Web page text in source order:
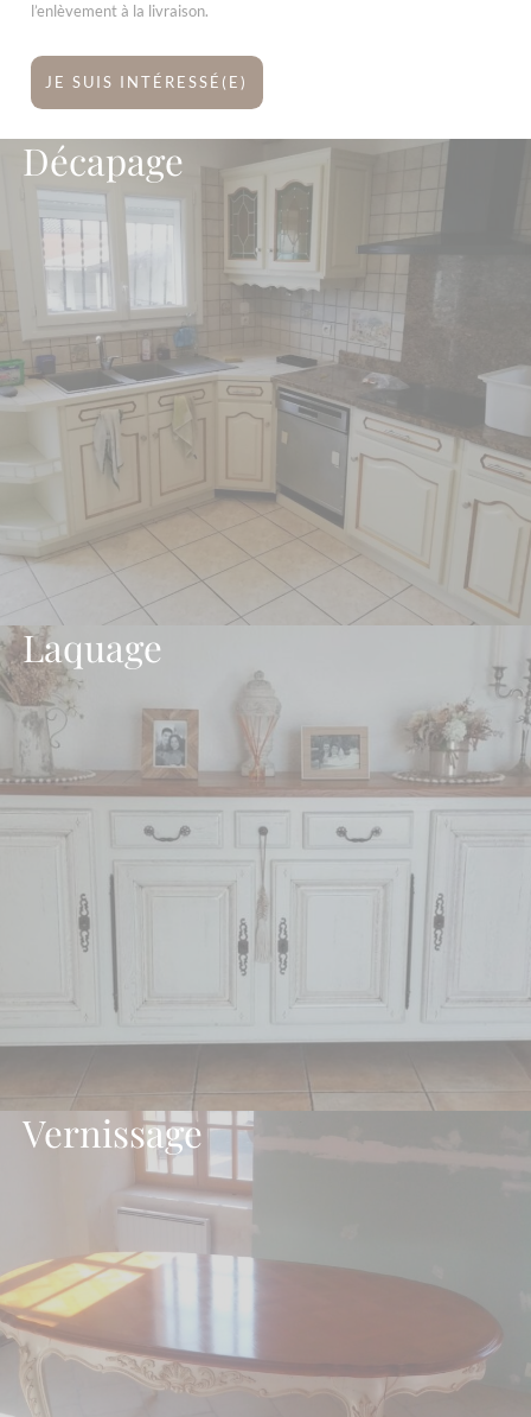
l’enlèvement à la livraison.
JE SUIS INTÉRESSÉ(E)
Décapage
Laquage
Vernissage